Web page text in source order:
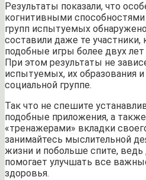
Результаты показали, что
когнитивными
групп испытуемых
составили даже те участники,
подобные игры более двух лет
При этом результаты не
испытуемых, их образования
социальной группе.
Так что не спешите
подобные приложения, а
«тренажерами» вкладки
занимайтесь мыслительной
жизни и побольше спите, ведь
помогает улучшать все
здоровья.